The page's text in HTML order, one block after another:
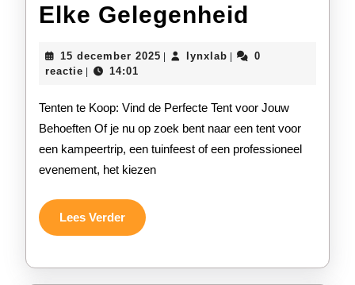
Elke Gelegenheid
Diverse
Tenten
Te
15 december 2025 15
lynxlablynxlab
0
reactie
14:01
Tenten te Koop: Vind de Perfecte Tent voor Jouw
Behoeften Of je nu op zoek bent naar een tent voor
een kampeertrip, een tuinfeest of een professioneel
evenement, het kiezen
Lees VerderLees
Verder